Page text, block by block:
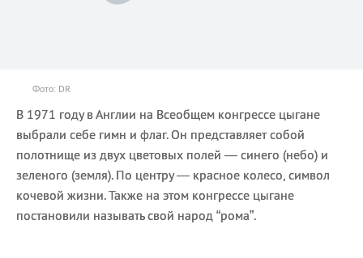
Фото: DR
В 1971 году в Англии на Всеобщем конгрессе цыгане
выбрали себе гимн и флаг. Он представляет собой
полотнище из двух цветовых полей — синего (небо) и
зеленого (земля). По центру — красное колесо, символ
кочевой жизни. Также на этом конгрессе цыгане
постановили называть свой народ “рома”.